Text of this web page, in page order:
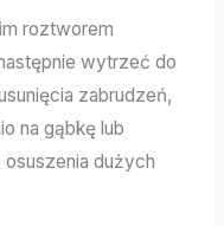
roztworem
wytrzeć do
zabrudzeń,
na gąbkę lub
dużych